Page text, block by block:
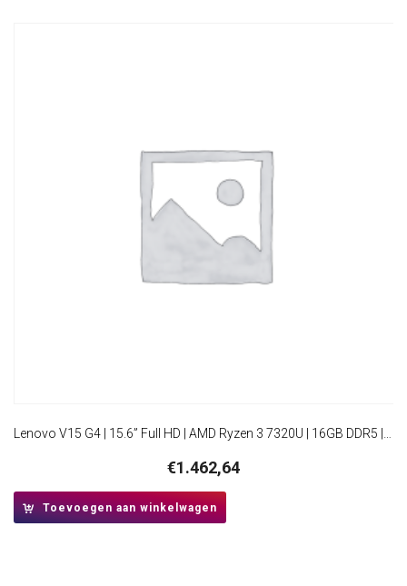
€1.462,64
Toevoegen aan winkelwagen